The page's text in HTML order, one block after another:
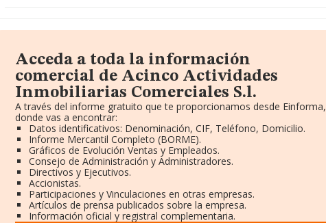
Acceda a toda la información
comercial de Acinco Actividades
Inmobiliarias Comerciales S.l.
A través del informe gratuito que te proporcionamos desde Einforma,
donde vas a encontrar:
Datos identificativos: Denominación, CIF, Teléfono, Domicilio.
Informe Mercantil Completo (BORME).
Gráficos de Evolución Ventas y Empleados.
Consejo de Administración y Administradores.
Directivos y Ejecutivos.
Accionistas.
Participaciones y Vinculaciones en otras empresas.
Artículos de prensa publicados sobre la empresa.
Información oficial y registral complementaria.